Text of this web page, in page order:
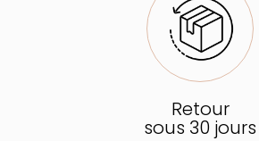
Retour
sous 30 jours